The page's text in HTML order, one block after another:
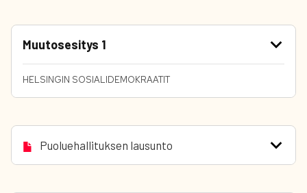
Muutosesitys 1
HELSINGIN SOSIALIDEMOKRAATIT
Puoluehallituksen lausunto